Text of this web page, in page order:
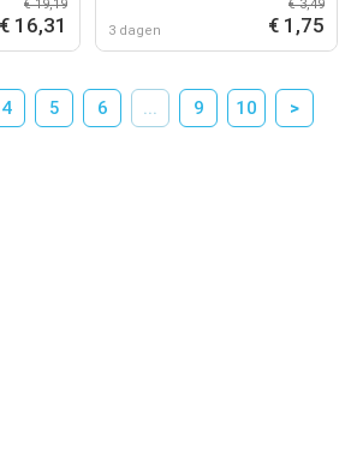
-€ 19,19
€ 16,31 3 dagen
€ 3,49
€ 1,75
4 5 6 9 10 >